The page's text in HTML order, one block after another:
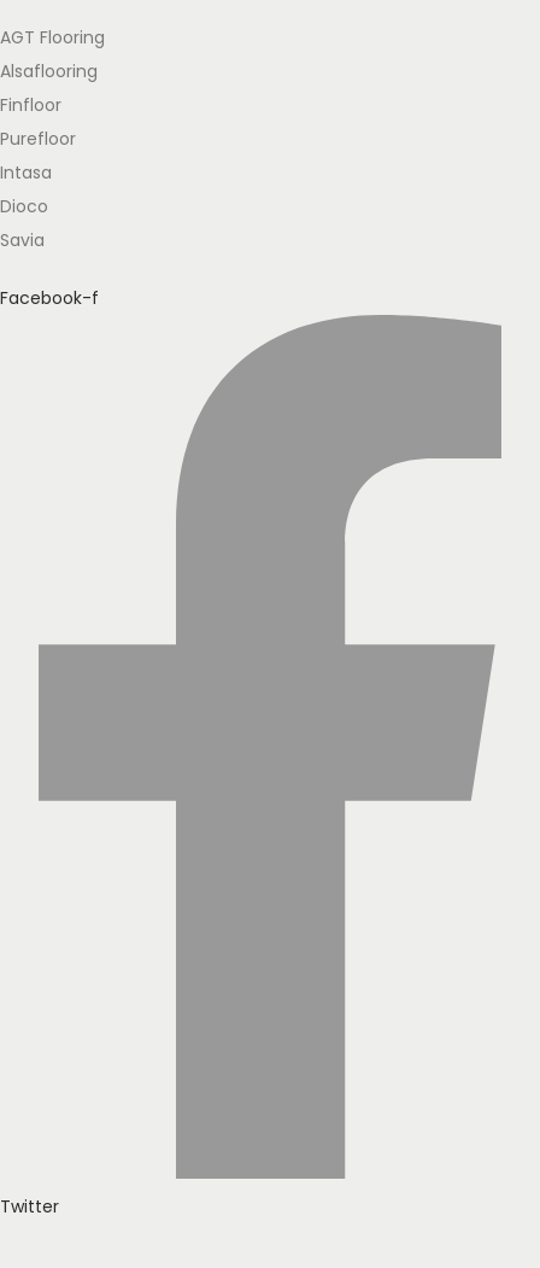
AGT Flooring
Alsaflooring
Finfloor
Purefloor
Intasa
Dioco
Savia
Facebook-f
Twitter